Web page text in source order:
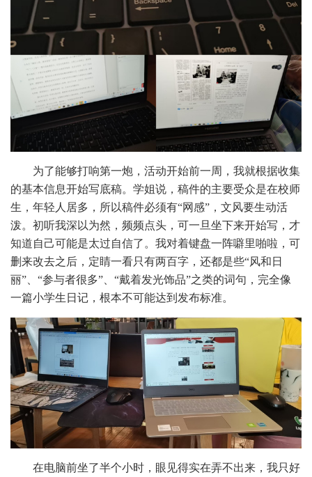
为了能够打响第一炮，活动开始前一周，我就根据收集
的基本信息开始写底稿。学姐说，稿件的主要受众是在校师
生，年轻人居多，所以稿件必须有“网感”，文风要生动活
泼。初听我深以为然，频频点头，可一旦坐下来开始写，才
知道自己可能是太过自信了。我对着键盘一阵噼里啪啦，可
删来改去之后，定睛一看只有两百字，还都是些“风和日
丽”、“参与者很多”、“戴着发光饰品”之类的词句，完全像
一篇小学生日记，根本不可能达到发布标准。
在电脑前坐了半个小时，眼见得实在弄不出来，我只好